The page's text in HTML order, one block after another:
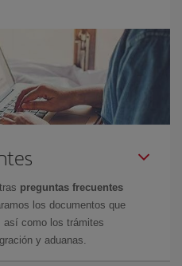
preguntas frecuentes
los documentos que
así como los trámites
y aduanas.